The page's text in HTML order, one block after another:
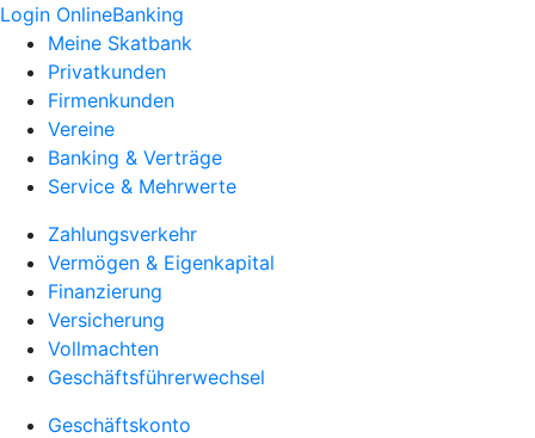
Login OnlineBanking
Meine Skatbank
Privatkunden
Firmenkunden
Vereine
Banking & Verträge
Service & Mehrwerte
Zahlungsverkehr
Vermögen & Eigenkapital
Finanzierung
Versicherung
Vollmachten
Geschäftsführerwechsel
Geschäftskonto